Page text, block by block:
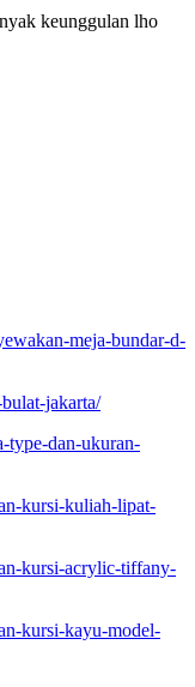
keunggulan lho
meja-bundar-d-
jakarta/
type-dan-ukuran-
kursi-kuliah-lipat-
kursi-acrylic-tiffany-
kursi-kayu-model-